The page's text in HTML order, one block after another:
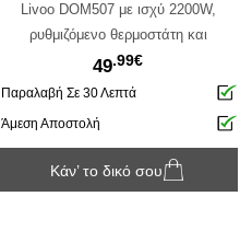
Livoo DOM507 με ισχύ 2200W,
ρυθμιζόμενο θερμοστάτη και
επιφάνεια ψησίματος 39.5x24cm
49.99€
Παραλαβή Σε 30 Λεπτά
Άμεση Αποστολή
Κάν’ το δικό σου